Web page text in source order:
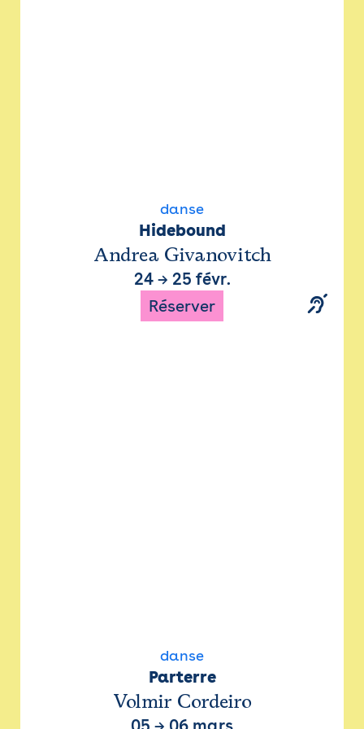
danse
Hidebound
Andrea Givanovitch
24→ 25 févr.
Réserver
danse
Parterre
Volmir Cordeiro